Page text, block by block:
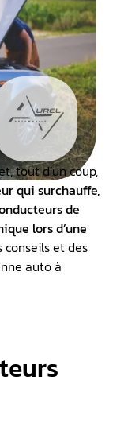
tout d’un coup,
qui surchauffe,
de
lors d’une
conseils et des
auto à